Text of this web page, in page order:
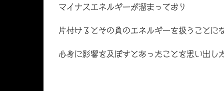
マイナスエネルギーが溜まっており
片付けるとその負のエネルギーを扱うことに
心身に影響を及ぼすとあったことを思い出し